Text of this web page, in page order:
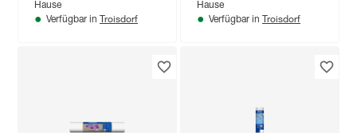
Hause
Verfügbar in Troisdorf
Hause
Verfügbar in Troisdorf